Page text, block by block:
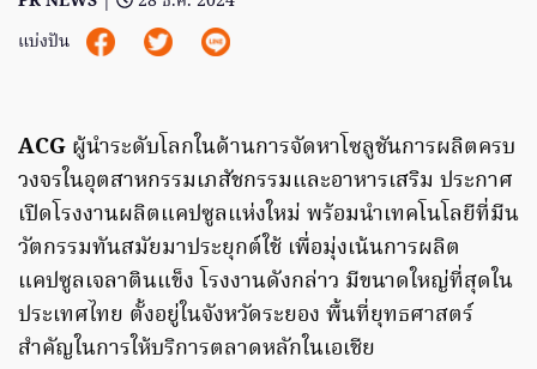
แบ่งปัน
ACG ผู้นำระดับโลกในด้านการจัดหาโซลูชันการผลิตครบ
วงจรในอุตสาหกรรมเภสัชกรรมและอาหารเสริม ประกาศ
เปิดโรงงานผลิตแคปซูลแห่งใหม่ พร้อมนำเทคโนโลยีที่มีน
วัตกรรมทันสมัยมาประยุกต์ใช้ เพื่อมุ่งเน้นการผลิต
แคปซูลเจลาตินแข็ง โรงงานดังกล่าว มีขนาดใหญ่ที่สุดใน
ประเทศไทย ตั้งอยู่ในจังหวัดระยอง พื้นที่ยุทธศาสตร์
สำคัญในการให้บริการตลาดหลักในเอเชีย